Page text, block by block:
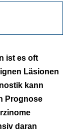
ist es oft
Läsionen
kann
Prognose
daran